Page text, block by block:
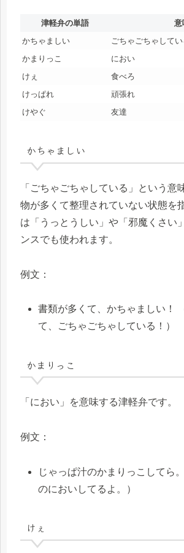
津軽弁の単語
意
かちゃましい
ごちゃごちゃしてい
かまりっこ
におい
けぇ
食べろ
けっぱれ
頑張れ
けやぐ
友達
かちゃましい
「ごちゃごちゃしている」という意
物が多くて整理されていない状態を
は「うっとうしい」や「邪魔くさい
ンスでも使われます。
例文：
書類が多くて、かちゃましい！
て、ごちゃごちゃしている！）
かまりっこ
「におい」を意味する津軽弁です。
例文：
じゃっぱ汁のかまりっこしてら
のにおいしてるよ。）
けぇ